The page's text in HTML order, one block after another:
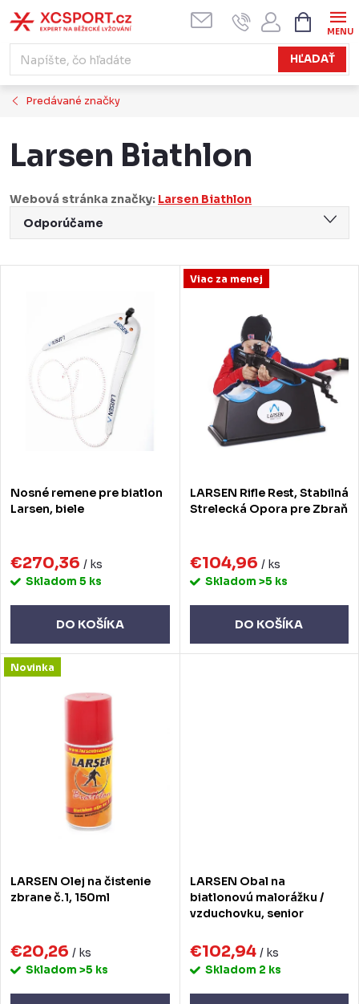
na
obsah
HĽADAŤ
KOŠÍK
Predávané značky
Larsen Biathlon
Webová stránka značky: Larsen Biathlon
R
a
d
k
t
v
Odporúčame
Najpredávanejšie
Abecedne
d
k
v
Nosné remene pre biatlon
Larsen, biele
€270,36 / ks
Skladom 5 ks
DO KOŠÍKA
Viac za menej
LARSEN Rifle Rest, Stabilná
Strelecká Opora pre Zbraň
€104,96 / ks
Skladom >5 ks
DO KOŠÍKA
Novinka
LARSEN Olej na čistenie
zbrane č.1, 150ml
€20,26 / ks
Skladom >5 ks
LARSEN Obal na
biatlonovú malorážku /
vzduchovku, senior
€102,94 / ks
Skladom 2 ks